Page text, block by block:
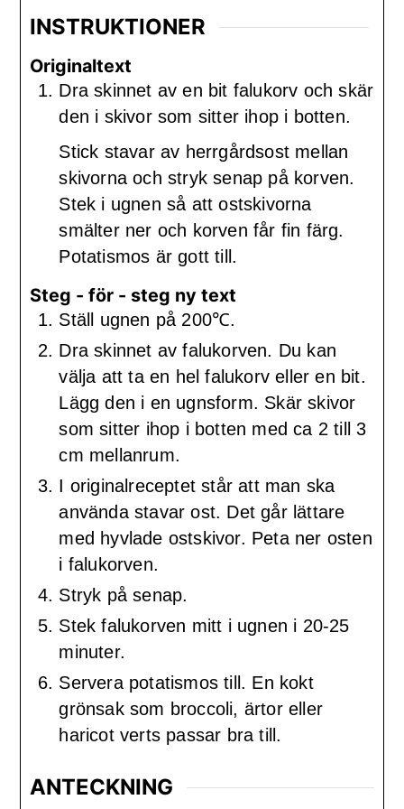
INSTRUKTIONER
Originaltext
Dra skinnet av en bit falukorv och skär
den i skivor som sitter ihop i botten.
Stick stavar av herrgårdsost mellan
skivorna och stryk senap på korven.
Stek i ugnen så att ostskivorna
smälter ner och korven får fin färg.
Potatismos är gott till.
Steg - för - steg ny text
Ställ ugnen på 200℃.
Dra skinnet av falukorven. Du kan
välja att ta en hel falukorv eller en bit.
Lägg den i en ugnsform. Skär skivor
som sitter ihop i botten med ca 2 till 3
cm mellanrum.
I originalreceptet står att man ska
använda stavar ost. Det går lättare
med hyvlade ostskivor. Peta ner osten
i falukorven.
Stryk på senap.
Stek falukorven mitt i ugnen i 20-25
minuter.
Servera potatismos till. En kokt
grönsak som broccoli, ärtor eller
haricot verts passar bra till.
ANTECKNING